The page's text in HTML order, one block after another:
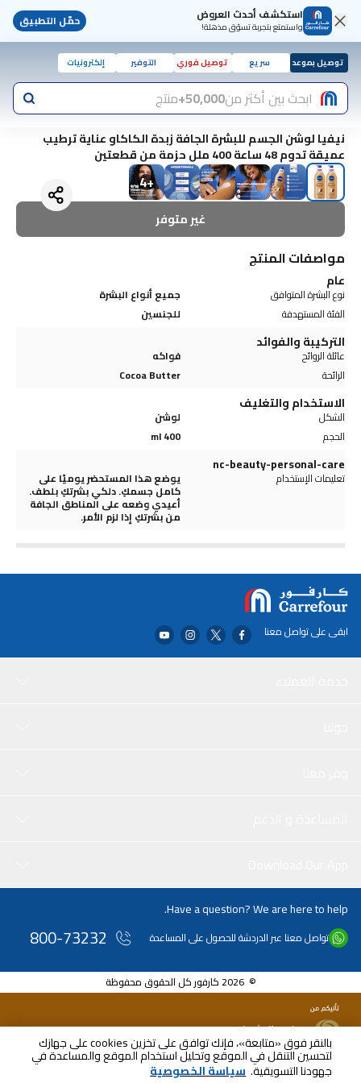
بالنقر فوق «متابعة»، فإنك توافق على تخزين cookies على جهازك
لتحسين التنقل في الموقع وتحليل استخدام الموقع والمساعدة في
جهودنا التسويقية. سياسة الخصوصية
استكشف أحدث العروض
واستمتع بتجربة تسوّق مذهلة! حمّل التطبيق
توصيل بموعد سريع توصيل فوري التوفير إلكترونيات
ابحث بين أكثر من50,000+ منتج
نيفيا لوشن الجسم للبشرة الجافة زبدة الكاكاو عناية ترطيب
عميقة تدوم 48 ساعة 400 ملل حزمة من قطعتين
+
4
غير متوفر
مواصفات المنتج
عام
نوع البشرة المتوافق
جميع أنواع البشرة
الفئة المستهدفة
للجنسين
التركيبة والفوائد
عائلة الروائح
فواكه
الرائحة
Cocoa Butter
الاستخدام والتغليف
الشكل
لوشن
الحجم
400 ml
nc-beauty-personal-care
تعليمات الإستخدام يوضع هذا المستحضر يوميًا على
كامل جسمكِ. دلكي بشرتكِ بلطف.
أعيدي وضعه على المناطق الجافة
من بشرتكِ إذا لزم الأمر.
ابقى على تواصل معنا
Have a question? We are here to help.
تواصل معنا عبر الدردشة للحصول على المساعدة 800-73232
© 2026 كارفور كل الحقوق محفوظة